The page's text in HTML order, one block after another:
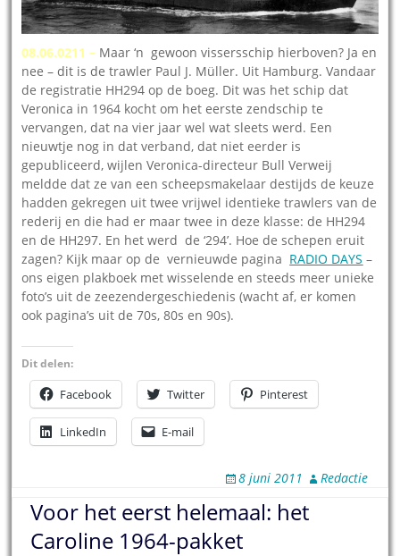
08.06.0211 – Maar ‘n gewoon vissersschip hierboven? Ja en
nee – dit is de trawler Paul J. Müller. Uit Hamburg. Vandaar
de registratie HH294 op de boeg. Dit was het schip dat
Veronica in 1964 kocht om het eerste zendschip te
vervangen, dat na vier jaar wel wat sleets werd. Een
nieuwtje nog in dat verband, dat niet eerder is
gepubliceerd, wijlen Veronica-directeur Bull Verweij
meldde dat ze van een scheepsmakelaar destijds de keuze
hadden gekregen uit twee vrijwel identieke trawlers van de
rederij en die had er maar twee in deze klasse: de HH294
en de HH297. En het werd de ‘294’. Hoe de schepen eruit
zagen? Kijk maar op de vernieuwde pagina RADIO DAYS –
ons eigen plakboek met wisselende en steeds meer unieke
foto’s uit de zeezendergeschiedenis (wacht af, er komen
ook pagina’s uit de 70s, 80s en 90s).
Dit delen:
Facebook Twitter Pinterest
LinkedIn E-mail
8 juni 2011 Redactie
Voor het eerst helemaal: het
Caroline 1964-pakket